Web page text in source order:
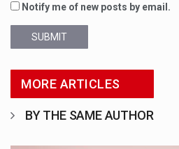
Notify me of new posts by email.
SUBMIT
MORE ARTICLES
BY THE SAME AUTHOR